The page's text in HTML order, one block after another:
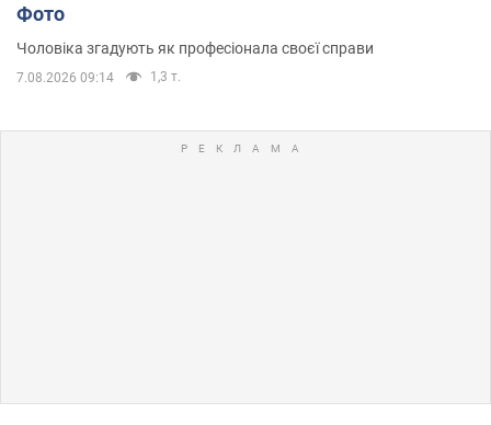
Фото
Чоловіка згадують як професіонала своєї справи
7.08.2026 09:14 1,3 т.